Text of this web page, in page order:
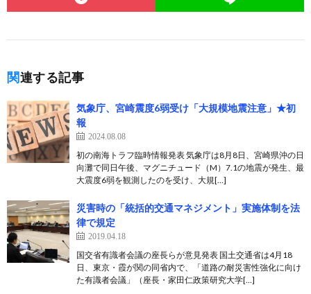
関連する記事
気象庁、宮崎震度6弱受け「大規模地震注意」★初
報
2024.08.08
初の南海トラフ臨時情報発表 気象庁は8月8日、宮崎県沖の日
向灘で同日午後、マグニチュード（M）7.1の地震が発生、最
大震度6弱を観測したのを受け、大規[…]
災害時の「統括的交通マネジメント」実施体制を法
律で規定
2019.04.18
国交省有識者会議の座長らが意見発表 国土交通省は4月18
日、東京・霞が関の同省内で、「道路の耐災害性強化に向け
た有識者会議」（座長・家田仁政策研究大学[…]